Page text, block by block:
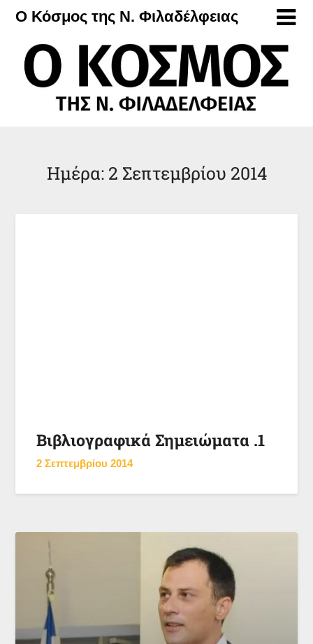
Μετάβαση
περιεχόμενο
Ο Κόσμος της Ν. Φιλαδέλφειας
Ημέρα: 2 Σεπτεμβρίου 2014
Βιβλιογραφικά Σημειώματα .1
2 Σεπτεμβρίου 2014